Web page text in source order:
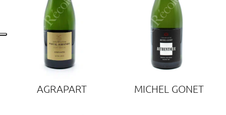
AGRAPART MICHEL GONET